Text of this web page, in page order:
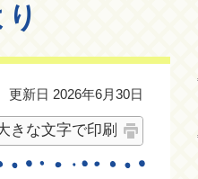
更新日 2026年6月30日
きな文字で印刷